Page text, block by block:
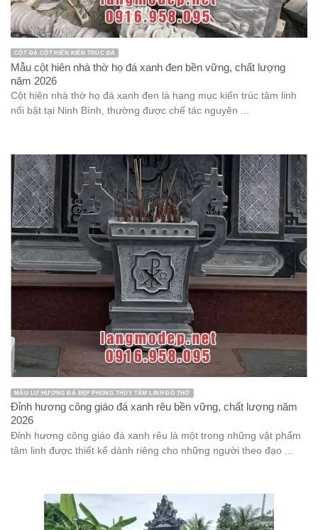
CỘT ĐÁ CỘT HIÊN KIẾN TRÚC ĐÁ
Mẫu cột hiên nhà thờ họ đá xanh đen bền vững, chất lượng
năm 2026
Cột hiên nhà thờ họ đá xanh đen là hạng mục kiến trúc tâm linh
nổi bật tại Ninh Bình, thường được chế tác nguyên ...
MẪU LƯ HƯƠNG ĐÁ ĐẸP PHONG THỦY TÂM LINH ĐỒ THỜ
Đỉnh hương công giáo đá xanh rêu bền vững, chất lượng năm
2026
Đỉnh hương công giáo đá xanh rêu là một trong những vật phẩm
tâm linh được thiết kế dành riêng cho những người theo đạo ...